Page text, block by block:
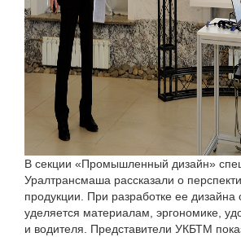
В секции «Промышленный дизайн»
Уралтрансмаша рассказали о
продукции. При разработке ее
уделяется материалам, эргономике,
и водителя. Представители УКБТМ